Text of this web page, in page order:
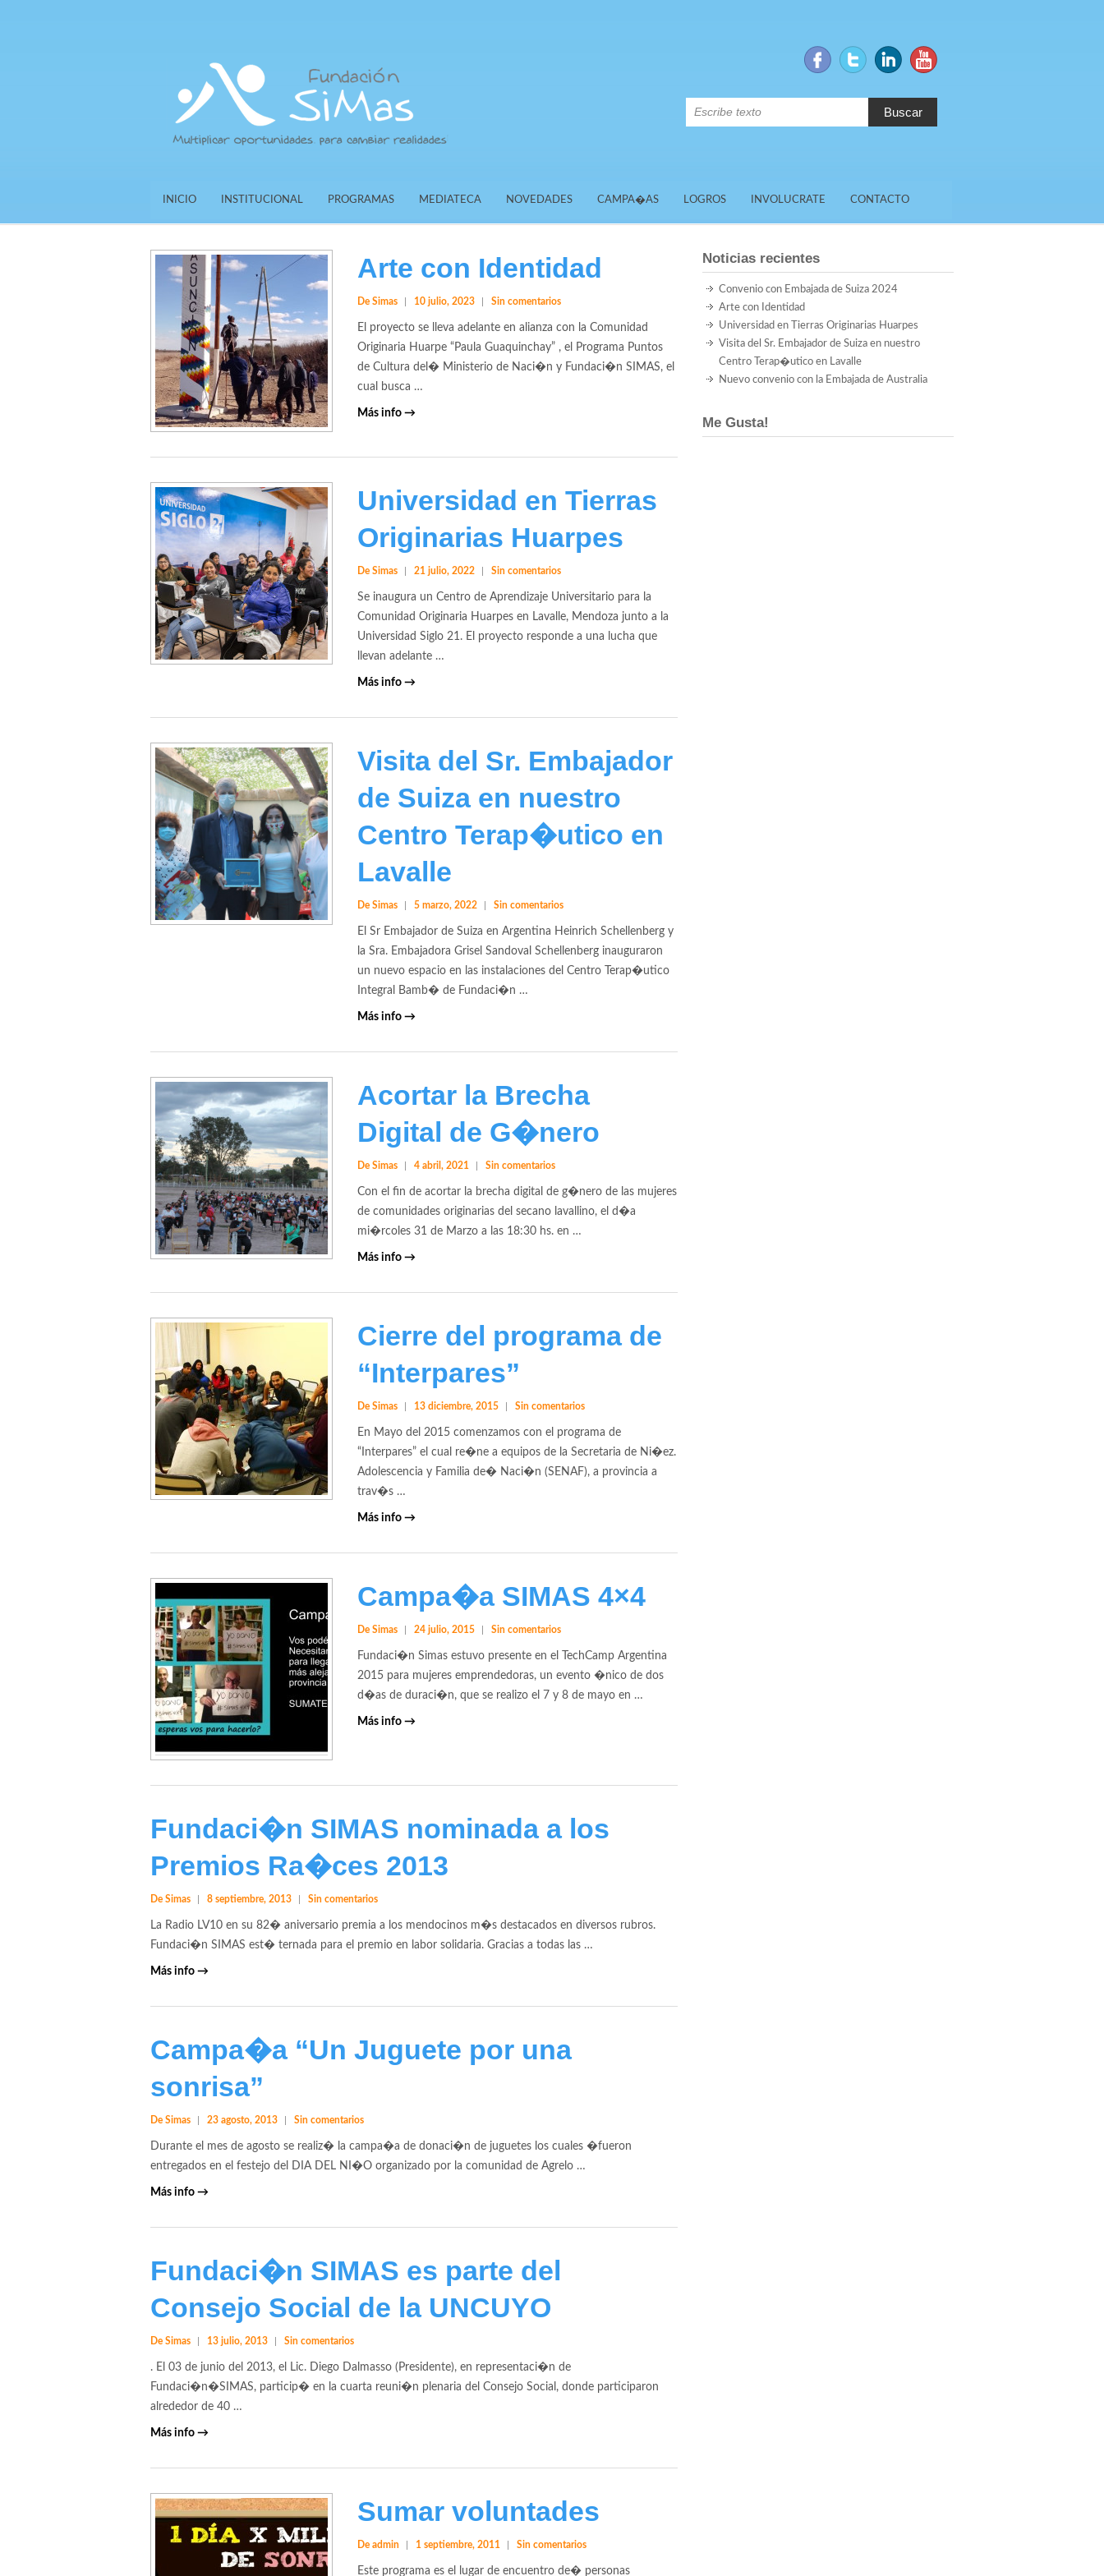
Buscar
INICIO INSTITUCIONAL PROGRAMAS MEDIATECA NOVEDADES CAMPA�AS LOGROS INVOLUCRATE CONTACTO
Arte con Identidad
De Simas 10 julio, 2023 Sin comentarios
El proyecto se lleva adelante en alianza con la Comunidad
Originaria Huarpe “Paula Guaquinchay” , el Programa Puntos
de Cultura del� Ministerio de Naci�n y Fundaci�n SIMAS, el
cual busca …
Más info →
Universidad en Tierras
Originarias Huarpes
De Simas 21 julio, 2022 Sin comentarios
Se inaugura un Centro de Aprendizaje Universitario para la
Comunidad Originaria Huarpes en Lavalle, Mendoza junto a la
Universidad Siglo 21. El proyecto responde a una lucha que
llevan adelante …
Más info →
Visita del Sr. Embajador
de Suiza en nuestro
Centro Terap�utico en
Lavalle
De Simas 5 marzo, 2022 Sin comentarios
El Sr Embajador de Suiza en Argentina Heinrich Schellenberg y
la Sra. Embajadora Grisel Sandoval Schellenberg inauguraron
un nuevo espacio en las instalaciones del Centro Terap�utico
Integral Bamb� de Fundaci�n …
Más info →
Acortar la Brecha
Digital de G�nero
De Simas 4 abril, 2021 Sin comentarios
Con el fin de acortar la brecha digital de g�nero de las mujeres
de comunidades originarias del secano lavallino, el d�a
mi�rcoles 31 de Marzo a las 18:30 hs. en …
Más info →
Cierre del programa de
“Interpares”
De Simas 13 diciembre, 2015 Sin comentarios
En Mayo del 2015 comenzamos con el programa de
“Interpares” el cual re�ne a equipos de la Secretaria de Ni�ez.
Adolescencia y Familia de� Naci�n (SENAF), a provincia a
trav�s …
Más info →
Campa�a SIMAS 4×4
De Simas 24 julio, 2015 Sin comentarios
Fundaci�n Simas estuvo presente en el TechCamp Argentina
2015 para mujeres emprendedoras, un evento �nico de dos
d�as de duraci�n, que se realizo el 7 y 8 de mayo en …
Más info →
Fundaci�n SIMAS nominada a los
Premios Ra�ces 2013
De Simas 8 septiembre, 2013 Sin comentarios
La Radio LV10 en su 82� aniversario premia a los mendocinos m�s destacados en diversos rubros.
Fundaci�n SIMAS est� ternada para el premio en labor solidaria. Gracias a todas las …
Más info →
Campa�a “Un Juguete por una
sonrisa”
De Simas 23 agosto, 2013 Sin comentarios
Durante el mes de agosto se realiz� la campa�a de donaci�n de juguetes los cuales �fueron
entregados en el festejo del DIA DEL NI�O organizado por la comunidad de Agrelo …
Más info →
Fundaci�n SIMAS es parte del
Consejo Social de la UNCUYO
De Simas 13 julio, 2013 Sin comentarios
. El 03 de junio del 2013, el Lic. Diego Dalmasso (Presidente), en representaci�n de
Fundaci�n�SIMAS, particip� en la cuarta reuni�n plenaria del Consejo Social, donde participaron
alrededor de 40 …
Más info →
Sumar voluntades
De admin 1 septiembre, 2011 Sin comentarios
Este programa es el lugar de encuentro de� personas
Noticias recientes
Convenio con Embajada de Suiza 2024
Arte con Identidad
Universidad en Tierras Originarias Huarpes
Visita del Sr. Embajador de Suiza en nuestro
Centro Terap�utico en Lavalle
Nuevo convenio con la Embajada de Australia
Me Gusta!